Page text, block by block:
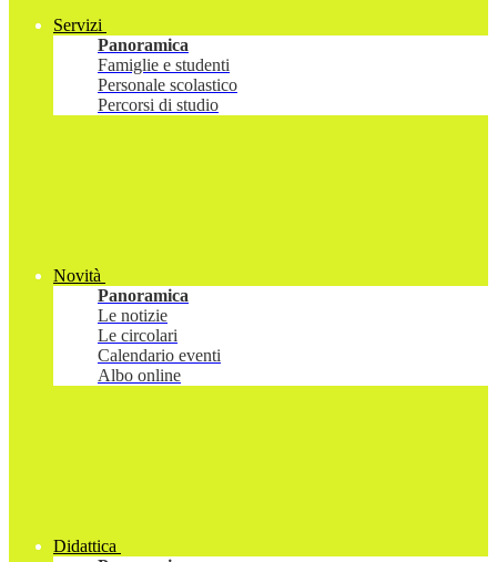
Servizi
Panoramica
Famiglie e studenti
Personale scolastico
Percorsi di studio
Novità
Panoramica
Le notizie
Le circolari
Calendario eventi
Albo online
Didattica